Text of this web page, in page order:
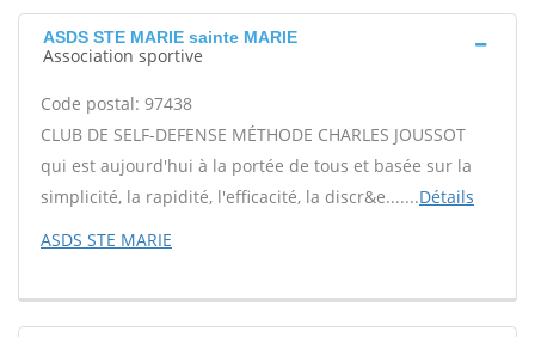
ASDS STE MARIE sainte MARIE
Association sportive
Code postal: 97438
CLUB DE SELF-DEFENSE MÉTHODE CHARLES JOUSSOT
qui est aujourd'hui à la portée de tous et basée sur la
simplicité, la rapidité, l'efficacité, la discr&e.......Détails
ASDS STE MARIE